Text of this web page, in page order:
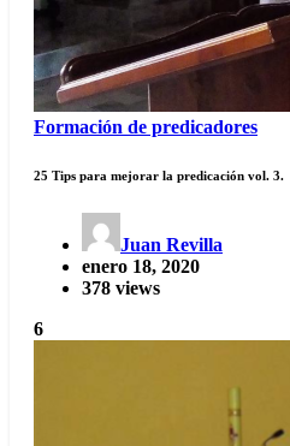
Formación de predicadores
25 Tips para mejorar la predicación vol. 3.
Juan Revilla
enero 18, 2020
378 views
6